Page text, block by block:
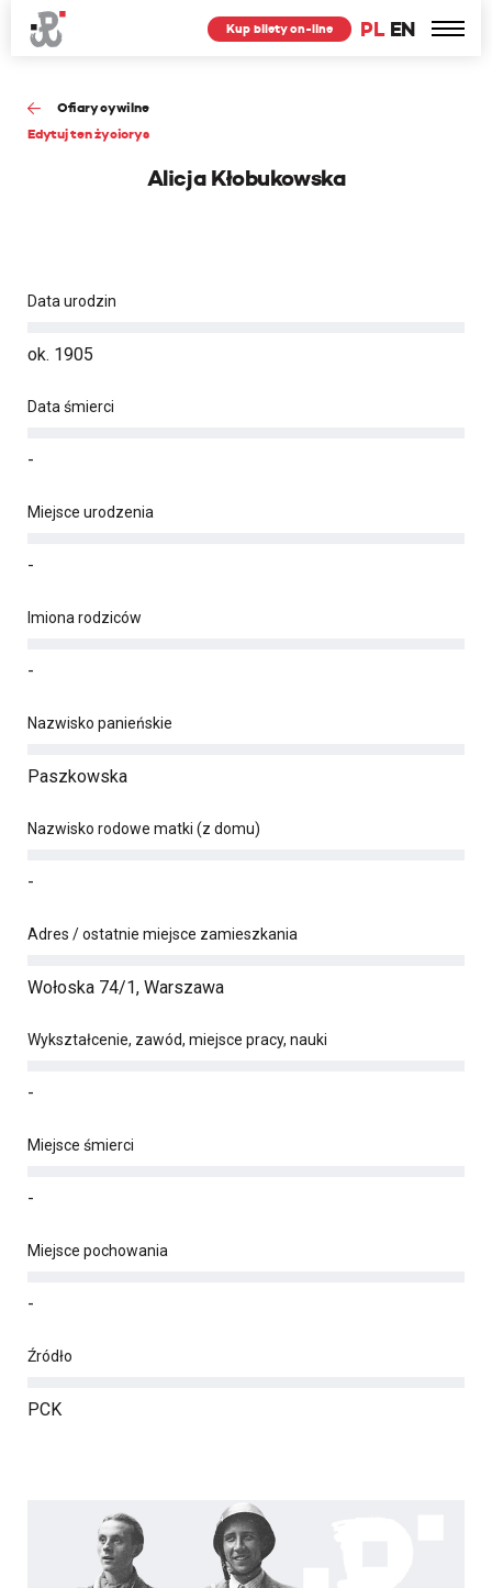
PL EN
Kup bilety on-line
Ofiary cywilne
Edytuj ten życiorys
Alicja Kłobukowska
Data urodzin
ok. 1905
Data śmierci
-
Miejsce urodzenia
-
Imiona rodziców
-
Nazwisko panieńskie
Paszkowska
Nazwisko rodowe matki (z domu)
-
Adres / ostatnie miejsce zamieszkania
Wołoska 74/1, Warszawa
Wykształcenie, zawód, miejsce pracy, nauki
-
Miejsce śmierci
-
Miejsce pochowania
-
Źródło
PCK